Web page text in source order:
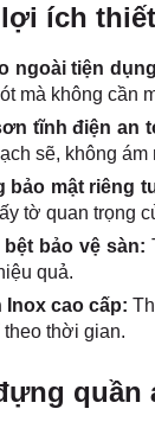
ích
ngoài tiện
mà không cần
tĩnh điện an
sẽ, không ám
bảo mật riêng
tờ quan trọng
bệt bảo vệ sàn:
quả.
Inox cao cấp:
theo thời gian.
quần